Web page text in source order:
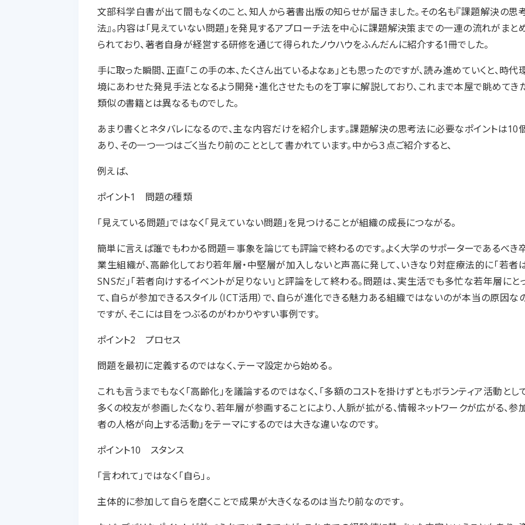
文部科学白書が出て間もなくのこと、知人から著書出版の知らせが届きました。その名も『課題解決の思
法』。内容は「見えていない問題」を発見するアプローチ法を中心に課題解決策までの一連の流れがまと
られており、著者自身が経営する研修を通じて得られたノウハウをふんだんに紹介する1冊でした。
手に取った瞬間、正直「この手の本、たくさん出ているよなぁ」とも思ったのですが、読み進めていくと、時代
境にあわせた発見手法となるよう開発・進化させたものを丁寧に解説しており、これまで本屋で眺めてき
類似の書籍とは異なるものでした。
あまり書くとネタバレになるので、主な内容だけを紹介します。課題解決の思考法に必要なポイントは10
あり、その一つ一つはごく当たり前のこととして書かれています。中から３点ご紹介すると、
例えば、
ポイント1 問題の種類
「見えている問題」ではなく「見えていない問題」を見つけることが組織の成長につながる。
簡単に言えば誰でもわかる問題＝事象を論じても評論で終わるのです。よく大学のサポーターであるべき
業生組織が、高齢化しており若年層・中堅層が加入しないと声高に発して、いきなり対症療法的に「若者
SNSだ」「若者向けするイベントが足りない」と評論をして終わる。問題は、実生活でも多忙な若年層にと
て、自らが参加できるスタイル（ICT活用）で、自らが進化できる魅力ある組織ではないのが本当の原因な
ですが、そこには目をつぶるのがわかりやすい事例です。
ポイント2 プロセス
問題を最初に定義するのではなく、テーマ設定から始める。
これも言うまでもなく「高齢化」を議論するのではなく、「多額のコストを掛けずともボランティア活動とし
多くの校友が参画したくなり、若年層が参画することにより、人脈が拡がる、情報ネットワークが広がる、参
者の人格が向上する活動」をテーマにするのでは大きな違いなのです。
ポイント10 スタンス
「言われて」ではなく「自ら」。
主体的に参加して自らを磨くことで成果が大きくなるのは当たり前なのです。